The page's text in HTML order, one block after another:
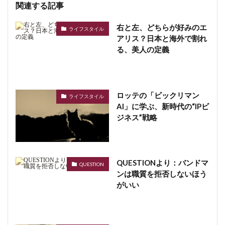
関連する記事
ライフスタイル
右と左、どちらが好みのエ
アリス？日本と海外で割れ
る、美人の定義
ライフスタイル
ロッテの「ビックリマン
AI」に学ぶ、新時代の“IPビ
ジネス”戦略
QUESTION
QUESTIONより：バンドマ
ンは職質を拒否しないほう
がいい